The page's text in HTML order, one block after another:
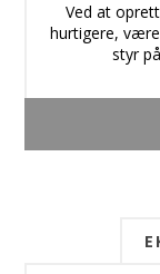
Ved at
hurtigere,
styr